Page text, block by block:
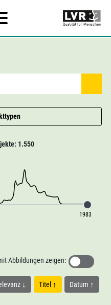
1.550
1983
Titel Datum
Abbildungen zeigen: